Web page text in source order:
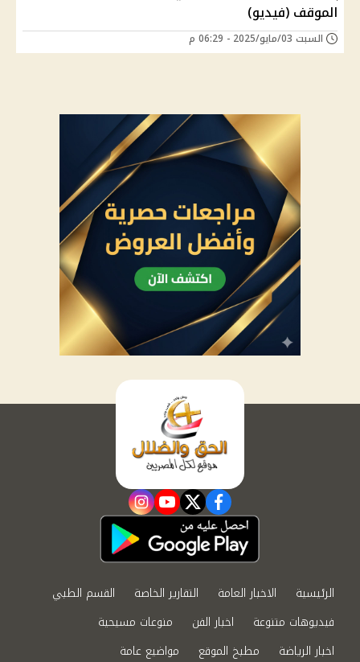
الموقف (فيديو)
السبت 03/مايو/2025 - 06:29 م
facebook
twitter
youtube
instagram
الرئيسية الاخبار العامة التقارير الخاصة
القسم الطبي
فيديوهات متنوعة
اخبار الفن
منوعات مسيحية
اخبار الرياضة
مطبخ الموقع مواضيع عامة